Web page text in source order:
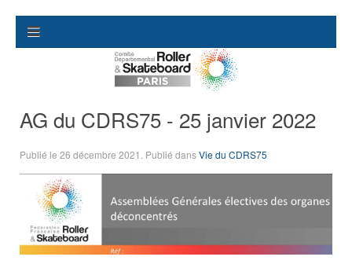
AG du CDRS75 - 25 janvier 2022
Publié le 26 décembre 2021 . Publié dansVie du CDRS75